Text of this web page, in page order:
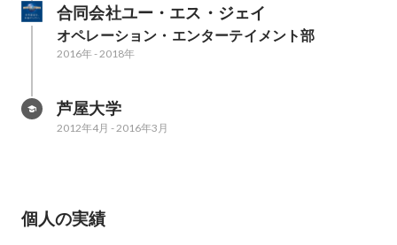
合同会社ユー・エス・ジェイ
オペレーション・エンターテイメント部
2016年- 2018年
芦屋大学
2012年4月 - 2016年3月
個人の実績